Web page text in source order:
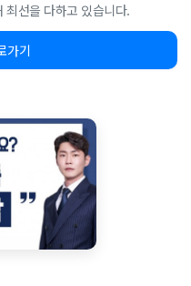
최선을 다하고 있습니다.
가기